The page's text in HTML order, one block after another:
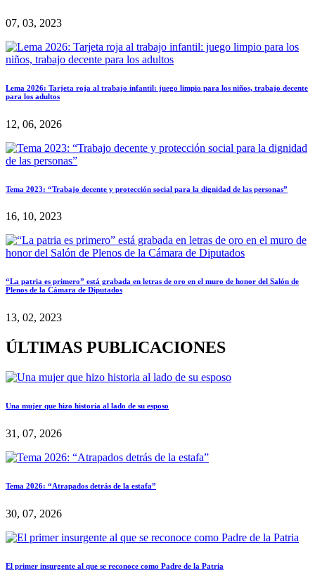
07, 03, 2023
Lema 2026: Tarjeta roja al trabajo infantil: juego limpio para los niños, trabajo decente
para los adultos
12, 06, 2026
Tema 2023: “Trabajo decente y protección social para la dignidad de las personas”
16, 10, 2023
“La patria es primero” está grabada en letras de oro en el muro de honor del Salón de
Plenos de la Cámara de Diputados
13, 02, 2023
ÚLTIMAS PUBLICACIONES
Una mujer que hizo historia al lado de su esposo
31, 07, 2026
Tema 2026: “Atrapados detrás de la estafa”
30, 07, 2026
El primer insurgente al que se reconoce como Padre de la Patria